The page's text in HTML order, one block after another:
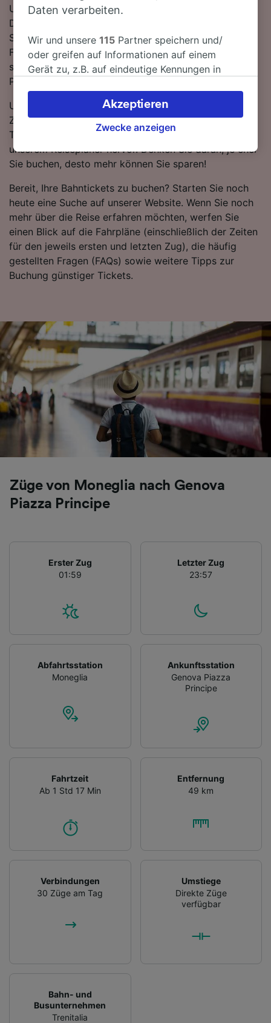
Umsteigen erforderlich, da ab Genova Piazza Principe
Direktverbindungen verfügbar sind. Züge auf dieser
Strecke werden für gewöhnlich von Trenitalia oder
Frecciarossa betrieben. An Bord finden Sie
standardmäßig moderne, komfortable Sitze und viel
Platz für Gepäck.
Um Ihnen dabei behilflich zu sein, die besten
Zugangebote zu erhalten, heben wir die günstigsten
Tickets von Moneglia nach Genova Piazza Principe in
unserem Reiseplaner hervor. Denken Sie daran, je eher
Sie buchen, desto mehr können Sie sparen!
Bereit, Ihre Bahntickets zu buchen? Starten Sie noch
heute eine Suche auf unserer Website. Wenn Sie noch
mehr über die Reise erfahren möchten, werfen Sie
einen Blick auf die Fahrpläne (einschließlich der Zeiten
für den jeweils ersten und letzten Zug), die häufig
gestellten Fragen (FAQs) sowie weitere Tipps zur
Buchung günstiger Tickets.
Züge von Moneglia nach Genova
Piazza Principe
Erster Zug
01:59
Letzter Zug
23:57
Abfahrtsstation
Moneglia
Ankunftsstation
Genova Piazza
Principe
Fahrtzeit
Ab 1 Std 17 Min
Entfernung
49 km
Verbindungen
30 Züge am Tag
Umstiege
Direkte Züge
verfügbar
Bahn- und
Busunternehmen
Trenitalia
Daten verarbeiten.
Wir und unsere115 Partner speichern und/
oder greifen auf Informationen auf einem
Gerät zu, z.B. auf eindeutige Kennungen in
verarbeiten. Sie können Ihre Präferenzen
akzeptieren oder verwalten, einschließlich
Ihres Widerspruchsrechts bei berechtigtem
besuchen Sie jederzeit die Seite der
Datenschutzrichtlinie. Diese Präferenzen
werden unseren Partnern signalisiert und
haben keinen Einfluss auf Surfdaten. Ihre
Daten werden nicht für Tracking-Zwecke
verwendet, wenn Sie uns gebeten haben, Ihr
Surfverhalten nicht zu verfolgen.
Wir und unsere Partner verarbeiten Daten, um
Folgendes bereitzustellen:
aktiv abfragen. Speichern von oder Zugriff auf
Informationen auf einem Endgerät.
Personalisierte Werbung und Inhalte, Messung
von Werbeleistung und der Performance von
Inhalten, Zielgruppenforschung sowie
Entwicklung und Verbesserung von
Angeboten.
Liste der Partner (Lieferanten)
Zwecke anzeigen
Akzeptieren